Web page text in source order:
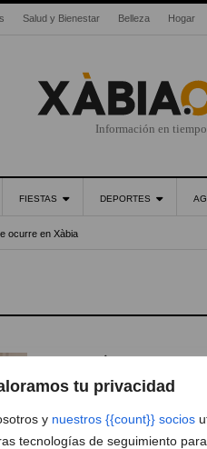
tu privacidad
y nuestros {{count}} socios
tecnologías de seguimiento
Salud y Bienestar Belleza Hogar
Información en
FIESTAS DEPORTES
ocurre en Xàbia
¿Qué tipo
tu vivienda?
06 de noviembre de 2025